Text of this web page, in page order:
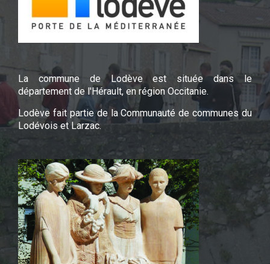
La commune de Lodève est située dans le
département de l'Hérault, en région Occitanie.
Lodève fait partie de la Communauté de communes du
Lodévois et Larzac.